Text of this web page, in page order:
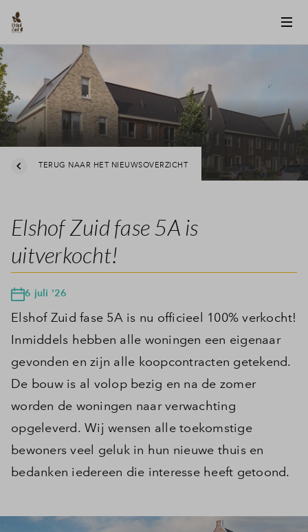
TERUG NAAR HET NIEUWSOVERZICHT
Elshof Zuid fase 5A is
uitverkocht!
6 juli '26
Elshof Zuid fase 5A is nu officieel 100% verkocht!
Inmiddels hebben alle woningen een eigenaar
gevonden en zijn alle koopcontracten getekend.
De bouw is al volop bezig en na de zomer
worden de woningen naar verwachting
opgeleverd. Wij wensen alle toekomstige
bewoners veel geluk in hun nieuwe thuis en
bedanken iedereen die interesse heeft getoond.